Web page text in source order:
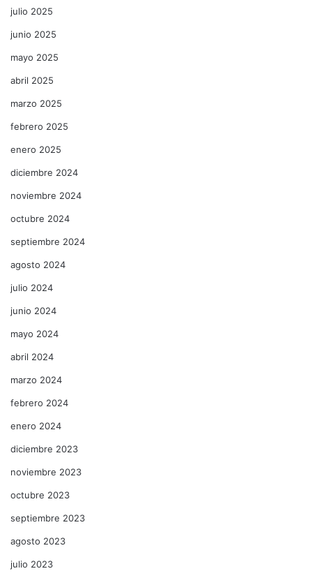
julio 2025
junio 2025
mayo 2025
abril 2025
marzo 2025
febrero 2025
enero 2025
diciembre 2024
noviembre 2024
octubre 2024
septiembre 2024
agosto 2024
julio 2024
junio 2024
mayo 2024
abril 2024
marzo 2024
febrero 2024
enero 2024
diciembre 2023
noviembre 2023
octubre 2023
septiembre 2023
agosto 2023
julio 2023